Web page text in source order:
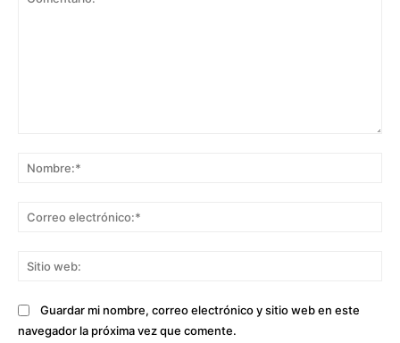
Guardar mi nombre, correo electrónico y sitio web en este
navegador la próxima vez que comente.